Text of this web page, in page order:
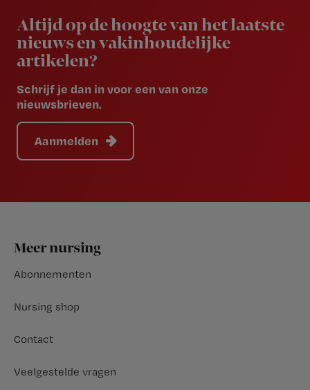
Altijd op de hoogte van het laatste
nieuws en vakinhoudelijke
artikelen?
Schrijf je dan in voor een van onze
nieuwsbrieven.
Aanmelden
Footer
Meer nursing
Abonnementen
Nursing shop
Contact
Veelgestelde vragen